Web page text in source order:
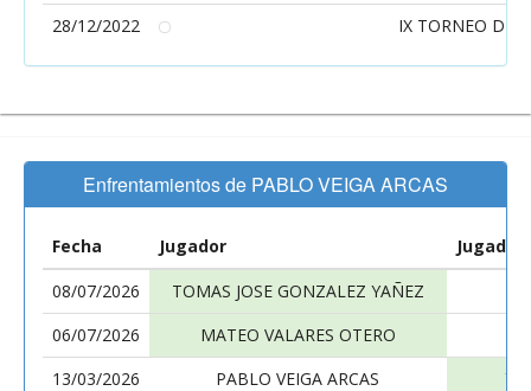
28/12/2022
IX TORNEO DE
Enfrentamientos de PABLO VEIGA ARCAS
Fecha Jugador
Jugador
08/07/2026
TOMAS JOSE GONZALEZ YAÑEZ
06/07/2026
MATEO VALARES OTERO
13/03/2026
PABLO VEIGA ARCAS